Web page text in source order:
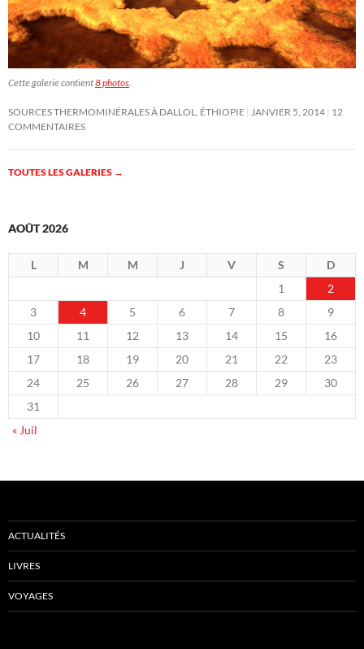
Cette galerie contient8 photos.
SOURCES THERMOMINÉRALES À DALLOL, ÉTHIOPIE JANVIER 5, 2014 12
COMMENTAIRES
TOUTES LES GALERIES →
AOÛT 2026
L M M J V S
D
1
2
3
4 5 6 7 8
9
10
11 12 13 14 15
16
17
18 19 20 21 22
23
24
25 26 27 28 29
30
31
« Juil
ACTUALITÉS
LIVRES
VOYAGES